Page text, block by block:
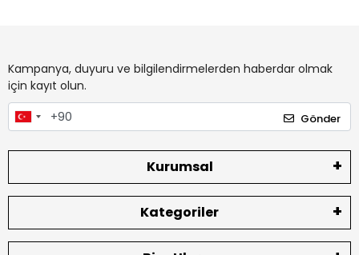
Kampanya, duyuru ve bilgilendirmelerden haberdar olmak
için kayıt olun.
Gönder
Kurumsal
Kategoriler